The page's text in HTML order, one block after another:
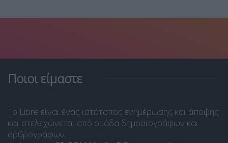
Ποιοι είμαστε
Το Libre είναι ένας ιστότοπος ενημέρωσης και άποψης
και στελεχώνεται από ομάδα δημοσιογράφων και
αρθρογράφων.